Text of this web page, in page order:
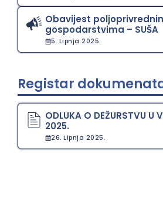
Obavijest
gospodarstvima – SUŠA
5. Lipnja 2025.
Registar
ODLUKA O DEŽURSTVU U
2025.
26. Lipnja 2025.